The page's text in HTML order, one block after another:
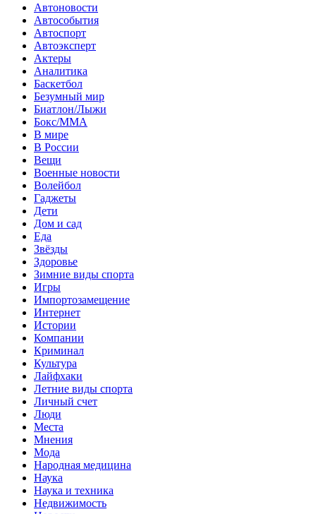
Автоновости
Автособытия
Автоспорт
Автоэксперт
Актеры
Аналитика
Баскетбол
Безумный мир
Биатлон/Лыжи
Бокс/MMA
В мире
В России
Вещи
Военные новости
Волейбол
Гаджеты
Дети
Дом и сад
Еда
Звёзды
Здоровье
Зимние виды спорта
Игры
Импортозамещение
Интернет
Истории
Компании
Криминал
Культура
Лайфхаки
Летние виды спорта
Личный счет
Люди
Места
Мнения
Мода
Народная медицина
Наука
Наука и техника
Недвижимость